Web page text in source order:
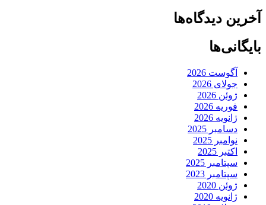
آخرین دیدگاه‌ها
بایگانی‌ها
آگوست 2026
جولای 2026
ژوئن 2026
فوریه 2026
ژانویه 2026
دسامبر 2025
نوامبر 2025
اکتبر 2025
سپتامبر 2025
سپتامبر 2023
ژوئن 2020
ژانویه 2020